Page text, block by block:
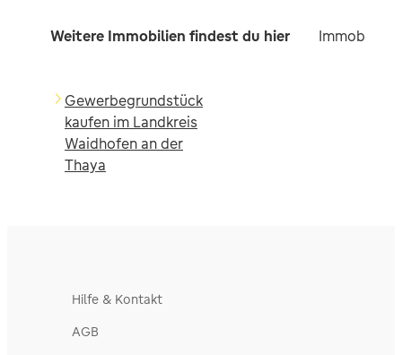
Weitere Immobilien findest du hier Immobilien
Gewerbegrundstück
kaufen im Landkreis
Waidhofen an der
Thaya
Hilfe & Kontakt
AGB